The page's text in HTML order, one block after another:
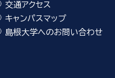
交通アクセス
キャンパスマップ
島根大学へのお問い合わせ